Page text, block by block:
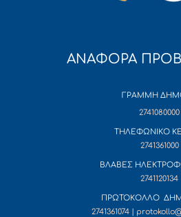
ΑΝΑΦΟΡΑ
ΓΡΑΜΜΗ
2741080000
ΤΗΛΕΦΩΝΙΚΟ
2741361000
ΒΛΑΒΕΣ
2741120134
ΠΡΩΤΟΚΟΛΛΟ
2741361074 |